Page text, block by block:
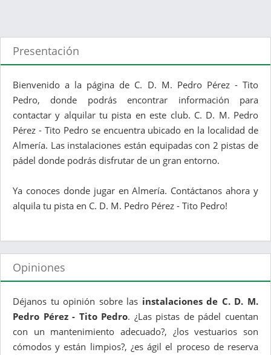
Presentación
Bienvenido a la página de C. D. M. Pedro Pérez - Tito
Pedro, donde podrás encontrar información para
contactar y alquilar tu pista en este club. C. D. M. Pedro
Pérez - Tito Pedro se encuentra ubicado en la localidad de
Almería. Las instalaciones están equipadas con 2 pistas de
pádel donde podrás disfrutar de un gran entorno.
Ya conoces donde jugar en Almería. Contáctanos ahora y
alquila tu pista en C. D. M. Pedro Pérez - Tito Pedro!
Opiniones
Déjanos tu opinión sobre las instalaciones de C. D. M.
Pedro Pérez - Tito Pedro. ¿Las pistas de pádel cuentan
con un mantenimiento adecuado?, ¿los vestuarios son
cómodos y están limpios?, ¿es ágil el proceso de reserva